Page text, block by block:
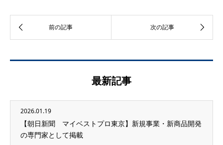
最新記事
2026.01.19
【朝日新聞 マイベストプロ東京】新規事業・新商品開発
の専門家として掲載